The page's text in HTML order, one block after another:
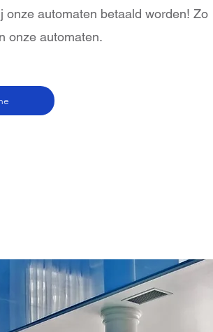
onze automaten betaald worden! Zo
onze automaten.